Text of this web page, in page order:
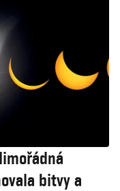
bitvy a